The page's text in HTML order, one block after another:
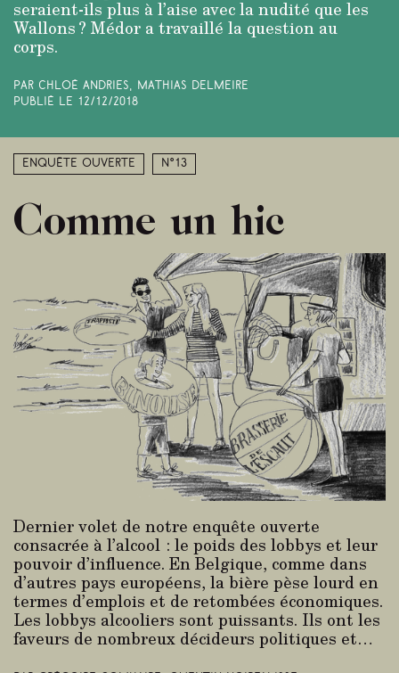
seraient-ils plus à l’aise avec la nudité que les
Wallons ? Médor a travaillé la question au
corps.
Par Chloé Andries, Mathias Delmeire
Publié le 12/12/2018
Enquête ouverte N°13
Comme un hic
Dernier volet de notre enquête ouverte
consacrée à l’alcool : le poids des lobbys et leur
pouvoir d’influence. En Belgique, comme dans
d’autres pays européens, la bière pèse lourd en
termes d’emplois et de retombées économiques.
Les lobbys alcooliers sont puissants. Ils ont les
faveurs de nombreux décideurs politiques et…